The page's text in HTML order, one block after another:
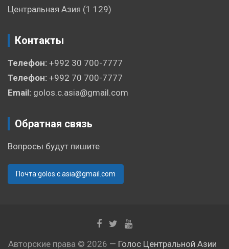
Центральная Азия (1 129)
Контакты
Телефон: +992 30 700-7777
Телефон: +992 70 700-7777
Email: golos.c.asia@gmail.com
Обратная связь
Вопросы будут пишите
Почта:golos.c.asia@gmail.com
Авторские права © 2026 — Голос Центральной Азии